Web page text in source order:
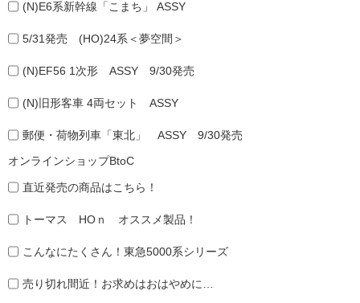
(N)E6系新幹線「こまち」 ASSY
5/31発売 (HO)24系＜夢空間＞
(N)EF56 1次形 ASSY 9/30発売
(N)旧形客車 4両セット ASSY
郵便・荷物列車「東北」 ASSY 9/30発売
オンラインショップBtoC
直近発売の商品はこちら！
トーマス HOｎ オススメ製品！
こんなにたくさん！東急5000系シリーズ
売り切れ間近！お求めはおはやめに…